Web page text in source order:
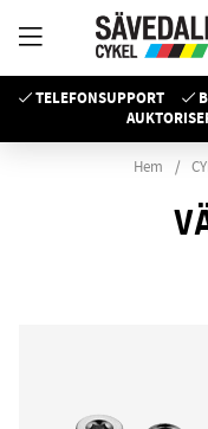
TELEFONSUPPORT
Hem